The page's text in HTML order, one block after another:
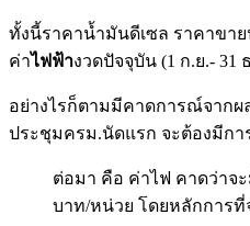
ทั้งนี้ราคาน้ำมันดีเซล ราคาขา
ค่าไฟฟ้างวดปัจจุบัน (1 ก.ย.- 31
อย่างไรก็ตามมีคาดการณ์จาก
ประชุมครม.นัดแรก จะต้องมีกา
ต่อมา คือ ค่าไฟ คาดว่าจ
บาท/หน่วย โดยหลักการ